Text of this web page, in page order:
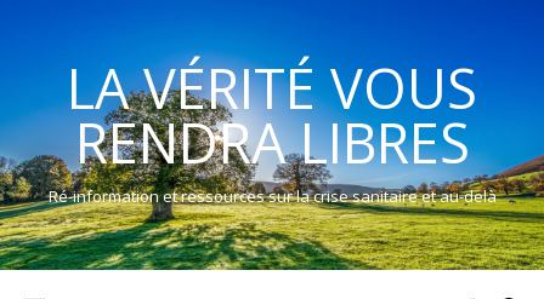
LA VÉRITÉ VOUS
RENDRA LIBRES
Ré-information et ressources sur la crise sanitaire et au-delà